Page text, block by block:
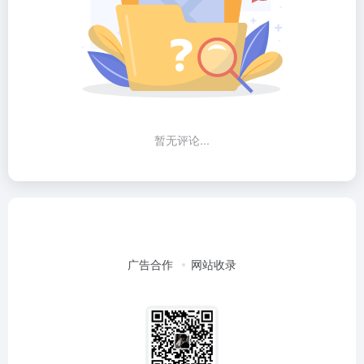
暂无评论...
广告合作 网站收录